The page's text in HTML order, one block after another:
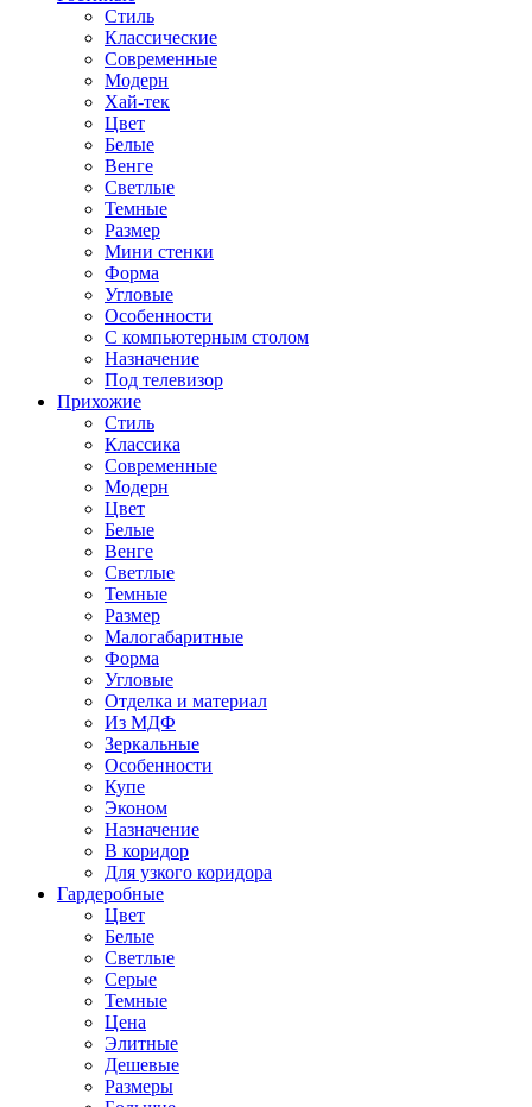
Стиль
Классические
Современные
Модерн
Хай-тек
Цвет
Белые
Венге
Светлые
Темные
Размер
Мини стенки
Форма
Угловые
Особенности
С компьютерным столом
Назначение
Под телевизор
Прихожие
Стиль
Классика
Современные
Модерн
Цвет
Белые
Венге
Светлые
Темные
Размер
Малогабаритные
Форма
Угловые
Отделка и материал
Из МДФ
Зеркальные
Особенности
Купе
Эконом
Назначение
В коридор
Для узкого коридора
Гардеробные
Цвет
Белые
Светлые
Серые
Темные
Цена
Элитные
Дешевые
Размеры